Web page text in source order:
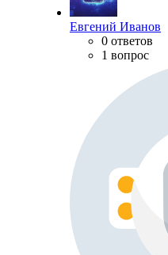
Евгений Иванов
0 ответов
1 вопрос